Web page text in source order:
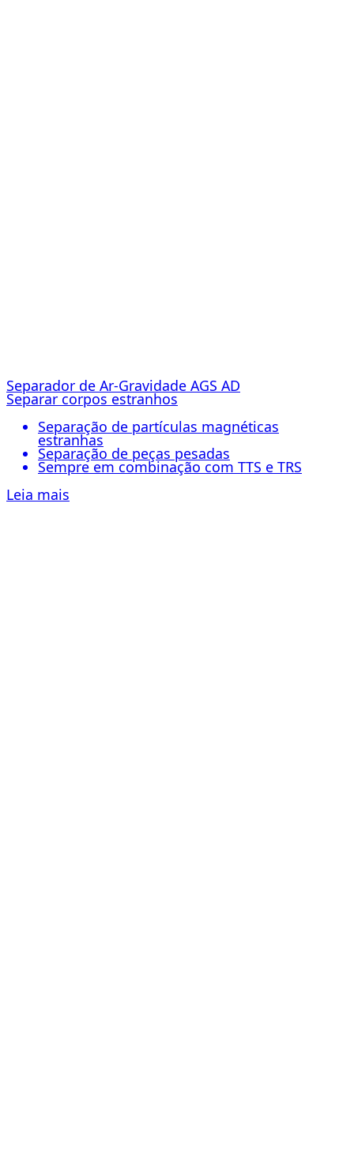
Separador de Ar-Gravidade AGS AD
Separar corpos estranhos
Separação de partículas magnéticas
estranhas
Separação de peças pesadas
Sempre em combinação com TTS e TRS
Leia mais